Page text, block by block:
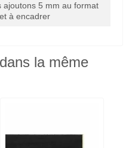
ajoutons 5 mm au format
à encadrer
la même